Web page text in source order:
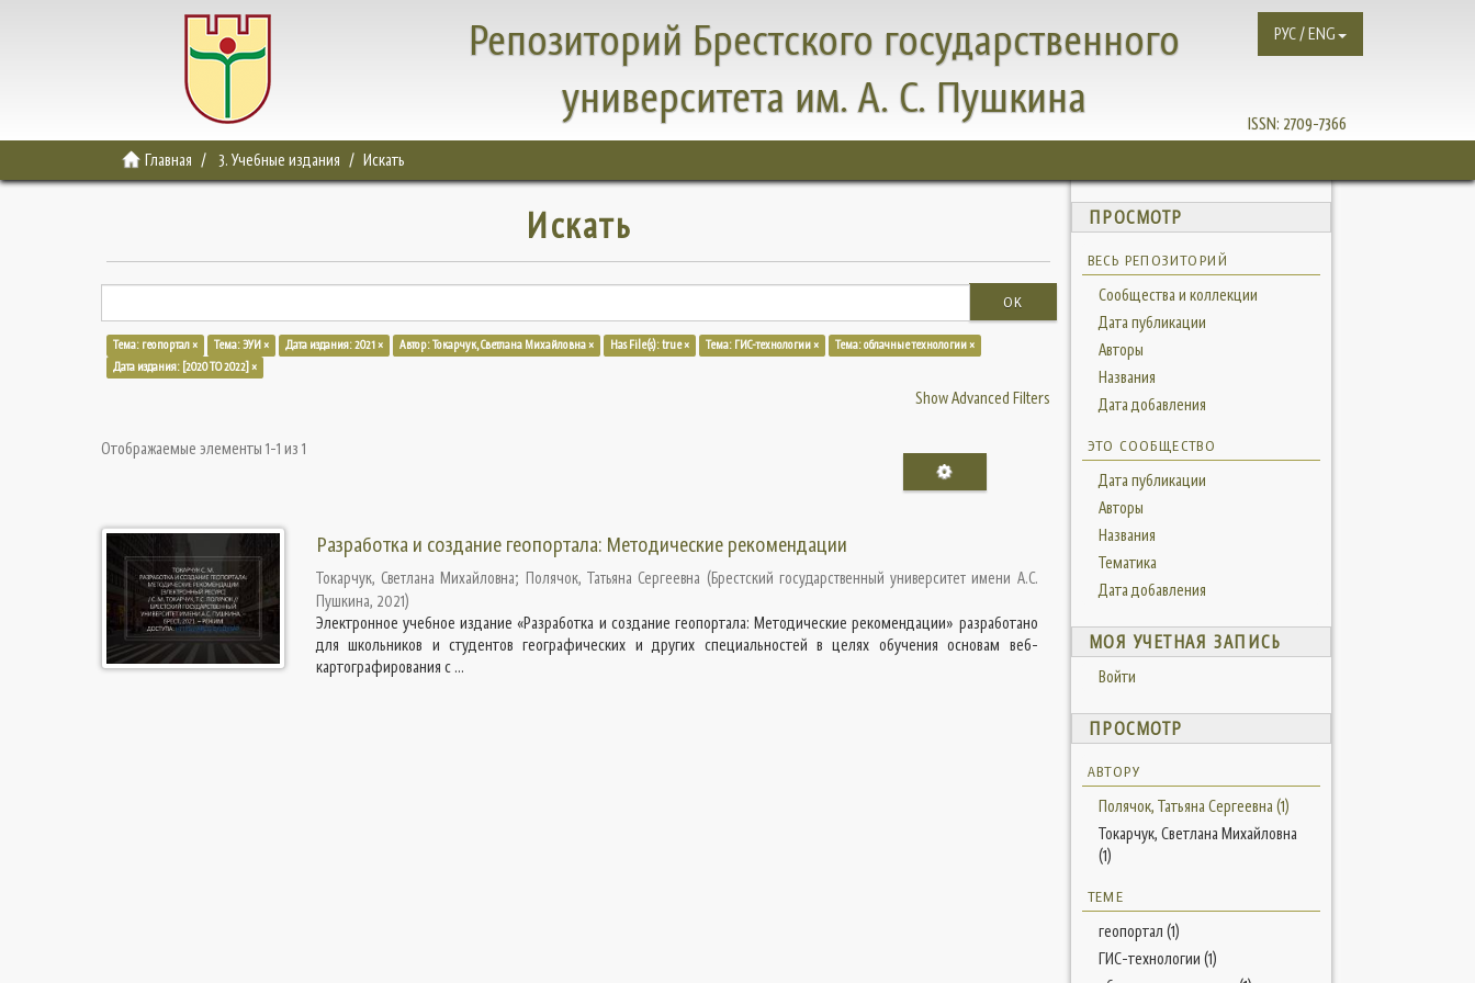
Репозиторий Брестского государственного
университета им. А. С. Пушкина
ISSN: 2709-7366
РУС / ENG
Главная 3. Учебные издания Искать
Искать
OK
Тема: геопортал × Тема: ЭУИ × Дата издания: 2021 × Автор: Токарчук, Светлана Михайловна × Has File(s): true × Тема: ГИС-технологии ×
Тема: облачные технологии ×
Дата издания: [2020 TO 2022] ×
Show Advanced Filters
Отображаемые элементы 1-1 из 1
Разработка и создание геопортала: Методические рекомендации
Токарчук, Светлана Михайловна; Полячок, Татьяна Сергеевна (Брестский государственный университет имени А.С.
Пушкина, 2021)
Электронное учебное издание «Разработка и создание геопортала: Методические рекомендации» разработано
для школьников и студентов географических и других специальностей в целях обучения основам веб-
картографирования с ...
ПРОСМОТР
ВЕСЬ РЕПОЗИТОРИЙ
Сообщества и коллекции
Дата публикации
Авторы
Названия
Дата добавления
ЭТО СООБЩЕСТВО
Дата публикации
Авторы
Названия
Тематика
Дата добавления
МОЯ УЧЕТНАЯ ЗАПИСЬ
Войти
ПРОСМОТР
АВТОРУ
Полячок, Татьяна Сергеевна (1)
Токарчук, Светлана Михайловна
(1)
ТЕМЕ
геопортал (1)
ГИС-технологии (1)